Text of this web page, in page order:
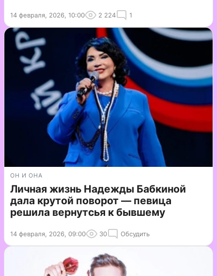
14 февраля, 2026, 10:00 2 224 1
ОН И ОНА
Личная жизнь Надежды Бабкиной
дала крутой поворот — певица
решила вернутсья к бывшему
14 февраля, 2026, 09:00 30 Обсудить